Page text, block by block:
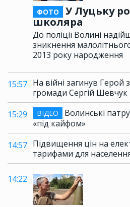
ФОТО
У Луцьку
школяра
До поліції Волині
зникнення
2013 року народження
15:57 На війні загинув Герой
громади Сергій Шевчук
15:29
ВІДЕО
Волинські
«під кайфом»
14:57 Підвищення цін на
тарифами для
14:22